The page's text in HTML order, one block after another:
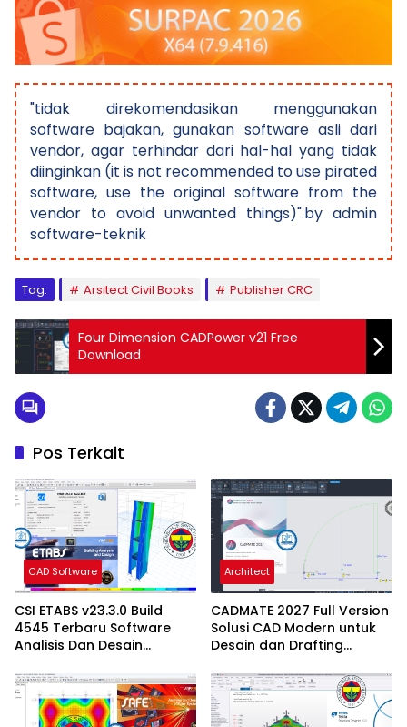
"tidak direkomendasikan menggunakan
software bajakan, gunakan software asli dari
vendor, agar terhindar dari hal-hal yang tidak
diinginkan (it is not recommended to use pirated
software, use the original software from the
vendor to avoid unwanted things)".by admin
software-teknik
Tag: Arsitect Civil Books Publisher CRC
Four Dimension CADPower v21 Free
Download
Pos Terkait
CAD Software
CSI ETABS v23.3.0 Build
4545 Terbaru Software
Analisis Dan Desain
Profesional
Architect
CADMATE 2027 Full Version
Solusi CAD Modern untuk
Desain dan Drafting